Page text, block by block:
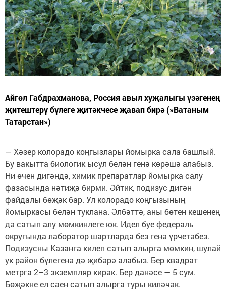
Айгөл Габдрахманова, Россия авыл хуҗалыгы үзәгенең
җитештерү бүлеге җитәкчесе җавап бирә (»Ватаным
Татарстан»)
— Хәзер колорадо коңгызлары йомырка сала башлый.
Бу вакытта биологик ысул белән генә көрәшә алабыз.
Ни өчен дигәндә, химик препаратлар йомырка салу
фазасында нәтиҗә бирми. Әйтик, подизус дигән
файдалы бөҗәк бар. Ул колорадо коңгызының
йомыркасы белән туклана. Әлбәттә, аны бөтен кешенең
дә сатып алу мөмкинлеге юк. Идел буе федераль
округында лаборатор шартларда без генә үрчетәбез.
Подизусны Казанга килеп сатып алырга мөмкин, шулай
ук район бүлегенә дә җибәрә алабыз. Бер квадрат
метрга 2–3 экземпляр кирәк. Бер данәсе — 5 сум.
Бөҗәкне ел саен сатып алырга туры киләчәк.